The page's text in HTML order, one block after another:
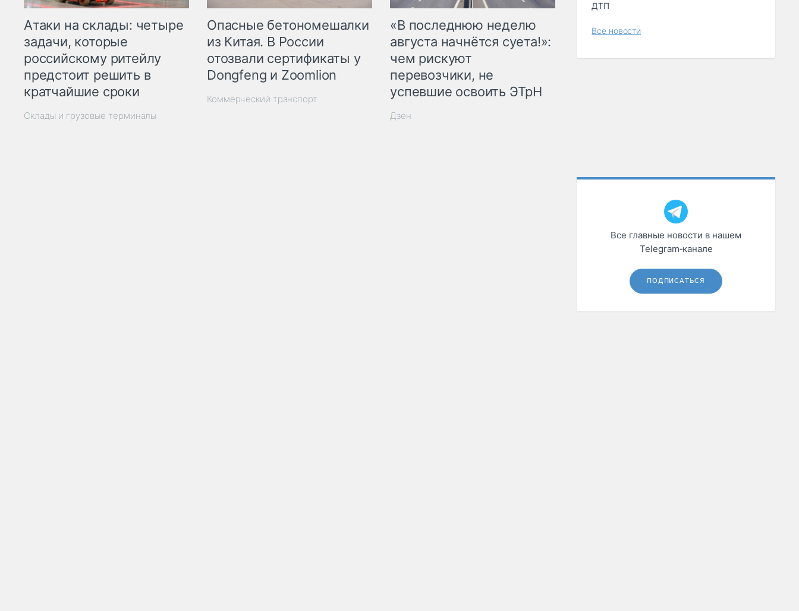
Атаки на склады: четыре
задачи, которые
российскому ритейлу
предстоит решить в
кратчайшие сроки
Склады и грузовые терминалы
Опасные бетономешалки
из Китая. В России
отозвали сертификаты у
Dongfeng и Zoomlion
Коммерческий транспорт
«В последнюю неделю
августа начнётся суета!»:
чем рискуют
перевозчики, не
успевшие освоить ЭТрН
Дзен
ДТП
Все новости
Все главные новости в нашем
Telegram‑канале
ПОДПИСАТЬСЯ